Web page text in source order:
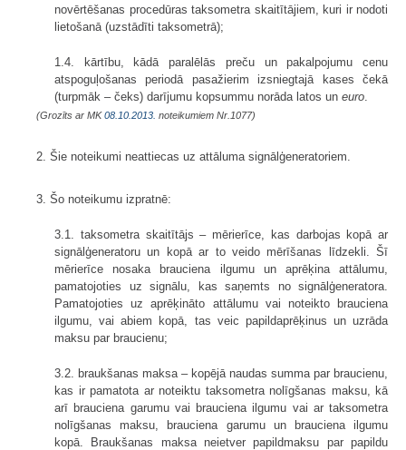
novērtēšanas procedūras taksometra skaitītājiem, kuri ir nodoti
lietošanā (uzstādīti taksometrā);
1.4. kārtību, kādā paralēlās preču un pakalpojumu cenu
atspoguļošanas periodā pasažierim izsniegtajā kases čekā
(turpmāk – čeks) darījumu kopsummu norāda latos un euro
(Grozīts ar MK08.10.2013. noteikumiem Nr.1077)
2. Šie noteikumi neattiecas uz attāluma signālģeneratoriem.
3. Šo noteikumu izpratnē:
3.1. taksometra skaitītājs – mērierīce, kas darbojas kopā ar
signālģeneratoru un kopā ar to veido mērīšanas līdzekli. Šī
mērierīce nosaka brauciena ilgumu un aprēķina attālumu,
pamatojoties uz signālu, kas saņemts no signālģeneratora.
Pamatojoties uz aprēķināto attālumu vai noteikto brauciena
ilgumu, vai abiem kopā, tas veic papildaprēķinus un uzrāda
maksu par braucienu;
3.2. braukšanas maksa – kopējā naudas summa par braucienu,
kas ir pamatota ar noteiktu taksometra nolīgšanas maksu, kā
arī brauciena garumu vai brauciena ilgumu vai ar taksometra
nolīgšanas maksu, brauciena garumu un brauciena ilgumu
kopā. Braukšanas maksa neietver papildmaksu par papildu